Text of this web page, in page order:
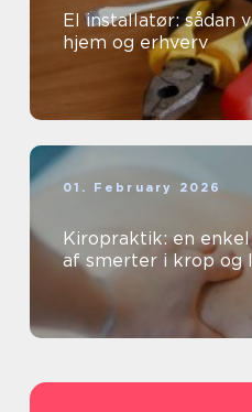
El installatør: sådan
hjem og erhverv
01. February 2026
Kiropraktik: en
af smerter i krop og